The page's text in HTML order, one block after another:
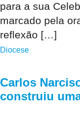
para a sua
marcado pela
reflexão […]
Diocese
Carlos
construiu